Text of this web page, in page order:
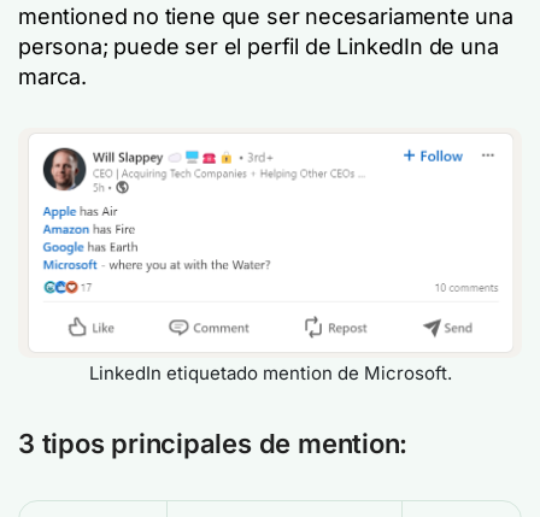
mentioned no tiene que ser necesariamente una
persona; puede ser el perfil de LinkedIn de una
marca.
LinkedIn etiquetado mention de Microsoft.
3 tipos principales de mention: